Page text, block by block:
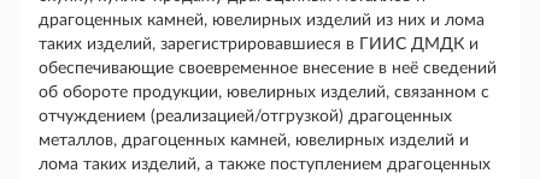
драгоценных камней, ювелирных изделий из них и лома
таких изделий, зарегистрировавшиеся в ГИИС ДМДК и
обеспечивающие своевременное внесение в неё сведений
об обороте продукции, ювелирных изделий, связанном с
отчуждением (реализацией/отгрузкой) драгоценных
металлов, драгоценных камней, ювелирных изделий и
лома таких изделий, а также поступлением драгоценных